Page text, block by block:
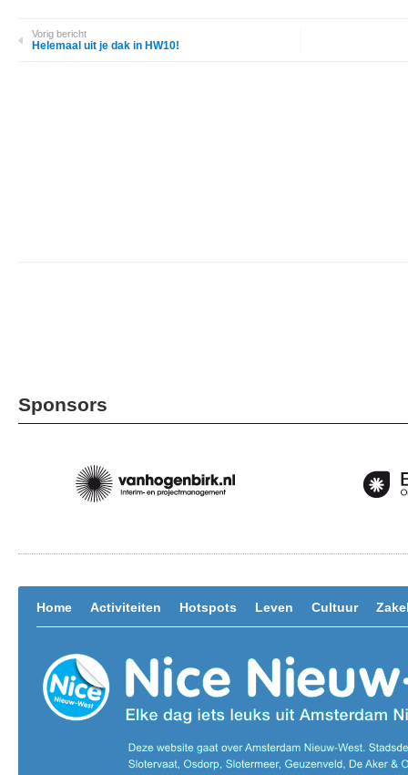
Vorig bericht
Helemaal uit je dak in HW10!
Sponsors
Home Activiteiten Hotspots Leven Cultuur